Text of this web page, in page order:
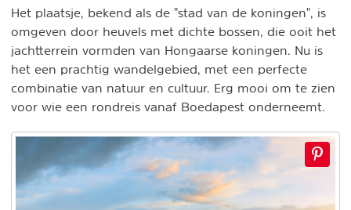
Het plaatsje, bekend als de "stad van de koningen", is
omgeven door heuvels met dichte bossen, die ooit het
jachtterrein vormden van Hongaarse koningen. Nu is
het een prachtig wandelgebied, met een perfecte
combinatie van natuur en cultuur. Erg mooi om te zien
voor wie een rondreis vanaf Boedapest onderneemt.